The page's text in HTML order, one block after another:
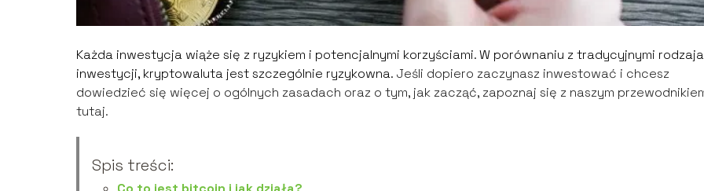
Każda inwestycja wiąże się z ryzykiem i potencjalnymi korzyściami. W porównaniu z tradycyjnymi
inwestycji, kryptowaluta jest szczególnie ryzykowna. Jeśli dopiero zaczynasz inwestować i chcesz
dowiedzieć się więcej o ogólnych zasadach oraz o tym, jak zacząć, zapoznaj się z naszym
tutaj.
Spis treści: